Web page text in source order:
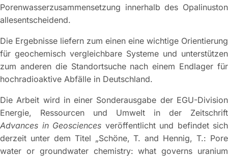
Porenwasserzusammensetzung innerhalb des Opalinuston
allesentscheidend.
Die Ergebnisse liefern zum einen eine wichtige Orientierung
für geochemisch vergleichbare Systeme und unterstützen
zum anderen die Standortsuche nach einem Endlager für
hochradioaktive Abfälle in Deutschland.
Die Arbeit wird in einer Sonderausgabe der EGU-Division
Energie, Ressourcen und Umwelt in der Zeitschrift
Advances in Geosciences veröffentlicht und befindet sich
derzeit unter dem Titel „Schöne, T. and Hennig, T.: Pore
water or groundwater chemistry: what governs uranium